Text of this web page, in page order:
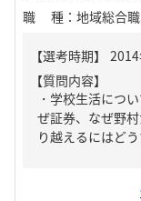
職種 ： 地域総合職
【質問内容】
・学校生活につ
ぜ証券、なぜ野
り越えるにはど